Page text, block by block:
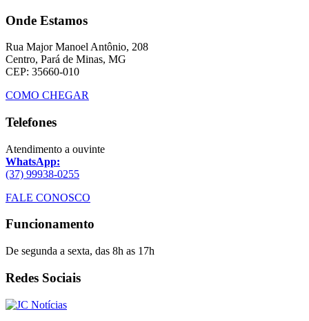
Onde Estamos
Rua Major Manoel Antônio, 208
Centro, Pará de Minas, MG
CEP: 35660-010
COMO CHEGAR
Telefones
Atendimento a ouvinte
WhatsApp:
(37) 99938-0255
FALE CONOSCO
Funcionamento
De segunda a sexta, das 8h as 17h
Redes Sociais